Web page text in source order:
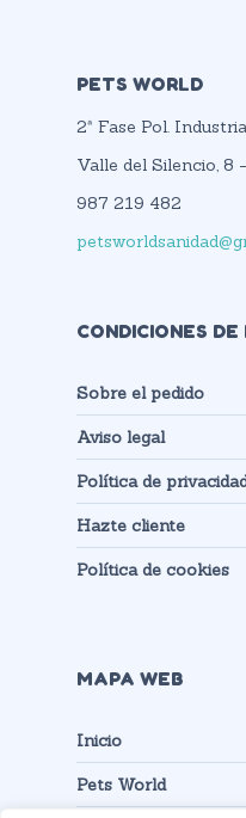
PETS WORLD
2ª Fase Pol.
Valle del Silencio, 8
987 219 482
CONDICIONES DE
Sobre el pedido
Aviso legal
Política de
Hazte cliente
Política de cookies
MAPA WEB
Inicio
Pets World